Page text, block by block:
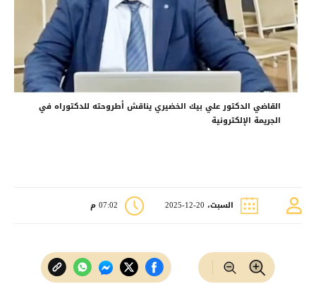
القاضي الدكتور علي بيك الخضيري يناقش أطروحته للدكتوراه في
الجريمة الإلكترونية
السبت، 20-12-2025 07:02 م